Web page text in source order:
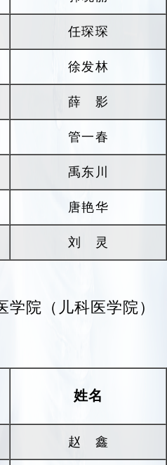
博士研究生、硕士研究
学任务。作为郑州大学
年开始一直承担着儿科
，目前有儿科学和临床
）专业学生共339人。
河南省一流本科专业，
院，设置郑州大学儿科
队伍和国家住培基地、
源源不断地输送培养医
等妇幼保健院，目前承担
保健以及妇产儿童专业
民生实事工作，为全省孕
获全国妇幼工作先进单
先进集体、全国医院文
五一劳动奖状、河南省
任琛琛
徐发林
薛 影
管一春
禹东川
唐艳华
刘 灵
院（儿科医学院）
姓名
赵鑫